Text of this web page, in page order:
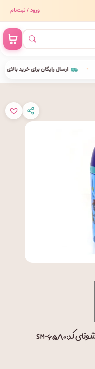
ورود / ثبت‌نام
ارسال رایگان برای خرید بالای •